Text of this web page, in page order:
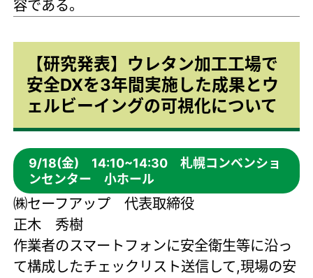
容である。
【研究発表】ウレタン加工工場で
安全DXを3年間実施した成果とウ
ェルビーイングの可視化について
9/18(金) 14:10~14:30 札幌コンベンショ
ンセンター 小ホール
㈱セーフアップ 代表取締役
正木 秀樹
作業者のスマートフォンに安全衛生等に沿っ
て構成したチェックリスト送信して,現場の安